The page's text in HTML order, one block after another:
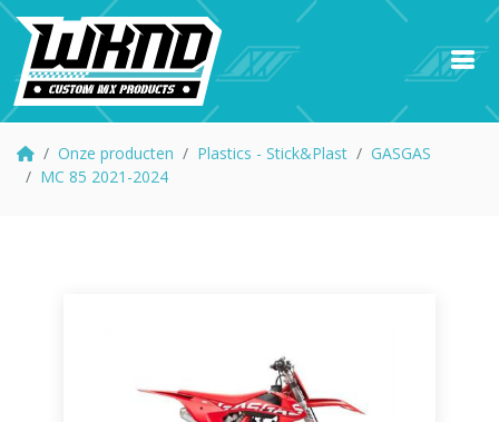
Onze producten Plastics - Stick&Plast
GASGAS
MC 85 2021-2024